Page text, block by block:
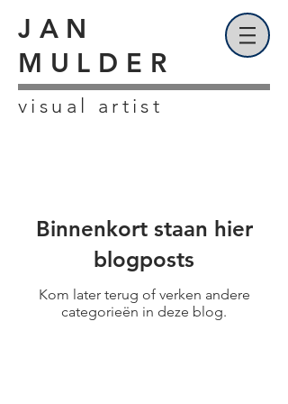
JAN
MULDER
visual artist
Binnenkort staan hier
blogposts
Kom later terug of verken andere
categorieën in deze blog.